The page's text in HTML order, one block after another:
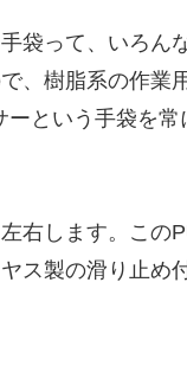
袋って、いろん
、樹脂系の作業
という手袋を
右します。この
ス製の滑り止め